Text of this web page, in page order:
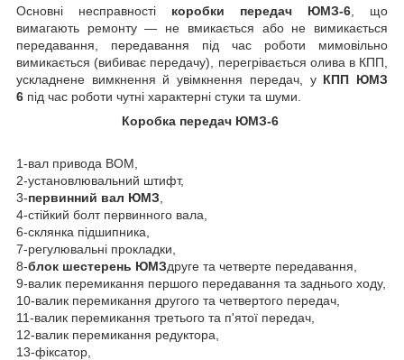
Основні несправності коробки передач ЮМЗ-6 , що
вимагають ремонту — не вмикається або не вимикається
передавання, передавання під час роботи мимовільно
вимикається (вибиває передачу), перегрівається олива в КПП,
ускладнене вимкнення й увімкнення передач, у КПП ЮМЗ
6 під час роботи чутні характерні стуки та шуми.
Коробка передач ЮМЗ-6
1-вал привода ВОМ,
2-установлювальний штифт,
3-первинний вал ЮМЗ
4-стійкий болт первинного вала,
6-склянка підшипника,
7-регулювальні прокладки,
8-блок шестерень ЮМЗдруге та четверте передавання,
9-валик перемикання першого передавання та заднього ходу,
10-валик перемикання другого та четвертого передач,
11-валик перемикання третього та п'ятої передач,
12-валик перемикання редуктора,
13-фіксатор,